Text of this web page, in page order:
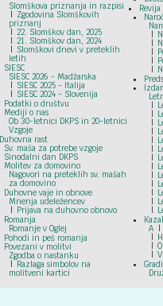
Slomškova priznanja in razpisi
Zgodovina Slomškovih
priznanj
22. Slomškov dan, 2025
21. Slomškov dan, 2024
Slomškovi dnevi v preteklih
letih
SIESC
SIESC 2026 - Madžarska
SIESC 2025 - Italija
SIESC 2024 - Slovenija
Podatki o društvu
Mediji o nas
Ob 30-letnici DKPS in 20-letnici
Vzgoje
Duhovna rast
Sv. maša za potrebe vzgoje
Sinodalni dan DKPS
Molitev za domovino
Nagovori na preteklih sv. mašah
za domovino
Duhovne vaje in obnove
Mnenja udeležencev
Prijava na duhovno obnovo
Romanja
Romanje v Oglej
Pohodi in peš romanja
Povezani v molitvi
Zgodba o nastanku
Razlaga simbolov na
molitveni kartici
A
H
O
V